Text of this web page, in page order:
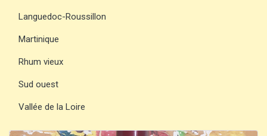
Languedoc-Roussillon
Martinique
Rhum vieux
Sud ouest
Vallée de la Loire